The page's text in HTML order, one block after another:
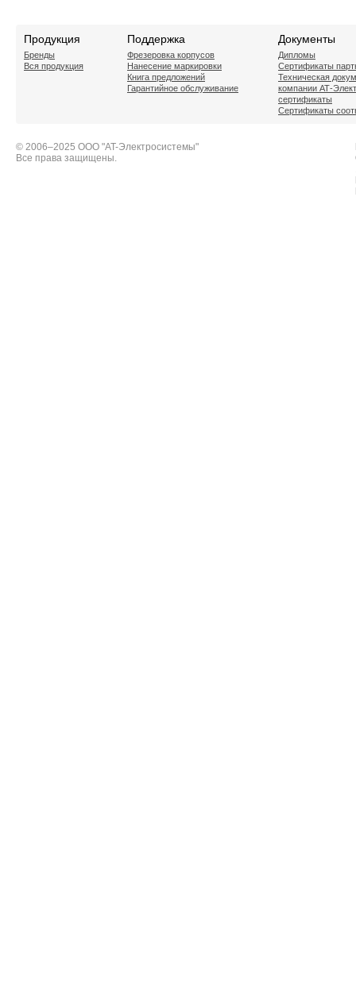
Продукция
Бренды
Вся продукция
Поддержка
Фрезеровка корпусов
Нанесение маркировки
Книга предложений
Гарантийное обслуживание
Документы
Дипломы
Сертификаты
Техническая
компании АТ-
сертификаты
Сертификаты
© 2006–2025 ООО "AT-Электросистемы"
Все права защищены.